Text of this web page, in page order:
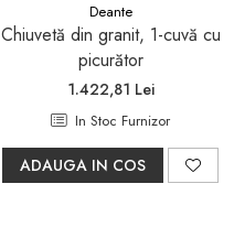
Deante
Chiuvetă din granit, 1-cuvă cu
picurător
1.422,81 Lei
In Stoc Furnizor
ADAUGA IN COS